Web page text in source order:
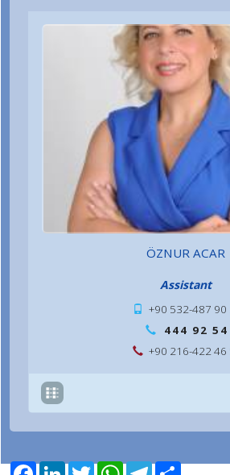
ÖZNUR ACAR
Assistant
+90 532-487 90
444 92 54
+90 216-422 46
FacebookLinkedInTwitterWhatsAppTelegramShare